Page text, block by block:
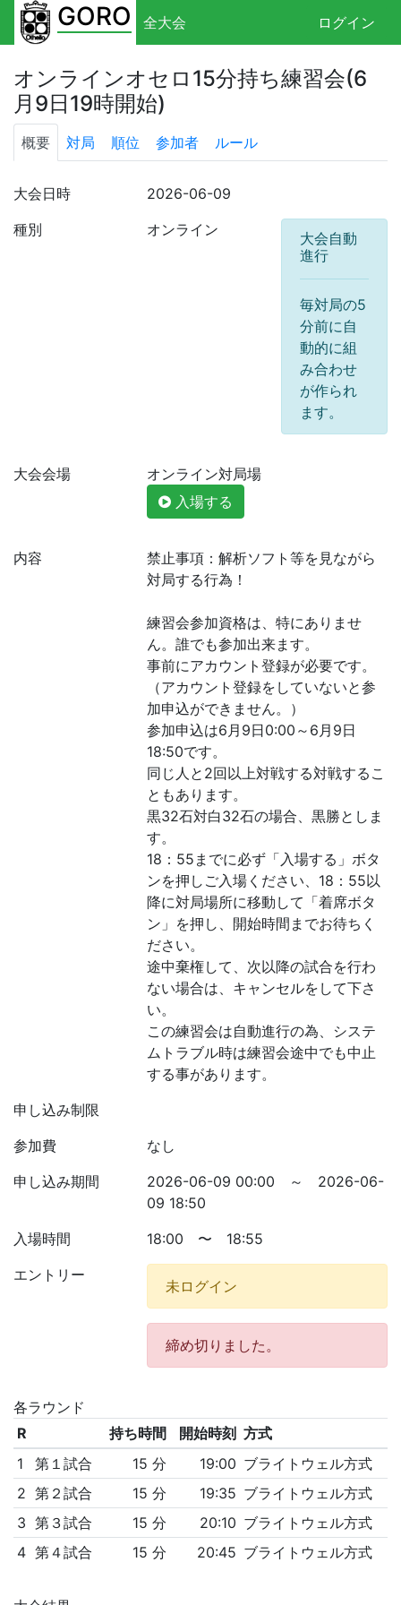
GORO 全大会 ログイン
オンラインオセロ15分持ち練習会(6
月9日19時開始)
概要 対局 順位 参加者 ルール
大会日時
2026-06-09
種別
オンライン
大会自動
進行
毎対局の5
分前に自
動的に組
み合わせ
が作られ
ます。
大会会場
オンライン対局場
入場する
内容
禁止事項：解析ソフト等を見ながら
対局する行為！
練習会参加資格は、特にありませ
ん。誰でも参加出来ます。
事前にアカウント登録が必要です。
（アカウント登録をしていないと参
加申込ができません。）
参加申込は6月9日0:00～6月9日
18:50です。
同じ人と2回以上対戦する対戦するこ
ともあります。
黒32石対白32石の場合、黒勝としま
す。
18：55までに必ず「入場する」ボタ
ンを押しご入場ください、18：55以
降に対局場所に移動して「着席ボタ
ン」を押し、開始時間までお待ちく
ださい。
途中棄権して、次以降の試合を行わ
ない場合は、キャンセルをして下さ
い。
この練習会は自動進行の為、システ
ムトラブル時は練習会途中でも中止
する事があります。
申し込み制限
参加費
なし
申し込み期間
2026-06-09 00:00 ～ 2026-06-
09 18:50
入場時間
18:00 〜 18:55
エントリー
未ログイン
締め切りました。
各ラウンド
R
持ち時間 開始時刻 方式
1
第１試合 15 分 19:00 ブライトウェル方式
2 第２試合 15 分 19:35 ブライトウェル方式
3 第３試合 15 分 20:10 ブライトウェル方式
4 第４試合 15 分 20:45 ブライトウェル方式